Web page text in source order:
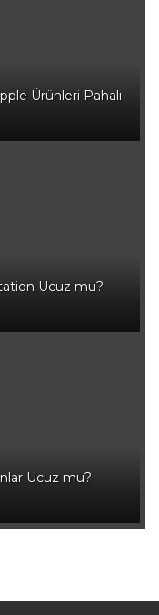
Ürünleri Pahalı
Ucuz mu?
Ucuz mu?